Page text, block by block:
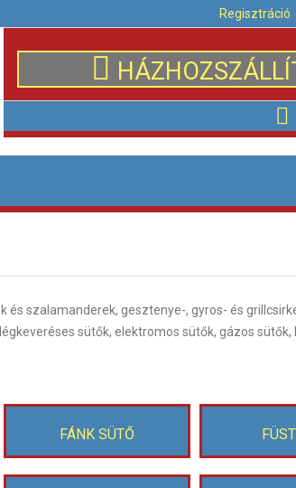
Regisztráció
szalamanderek, gesztenye-, gyros- és
sütők, elektromos sütők, gázos sütők,
FÁNK SÜTŐ